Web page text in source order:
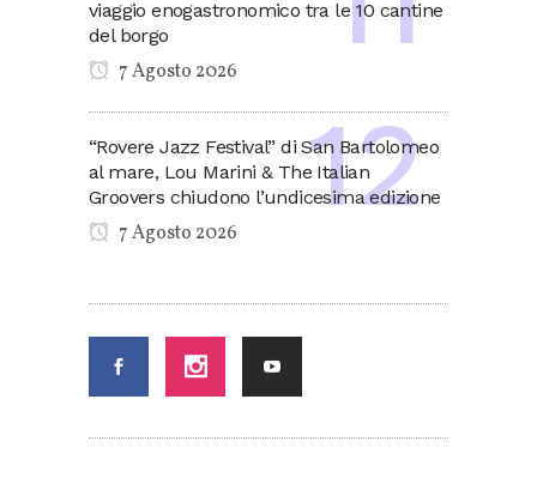
viaggio enogastronomico tra le 10 cantine
del borgo
7 Agosto 2026
“Rovere Jazz Festival” di San Bartolomeo
al mare, Lou Marini & The Italian
Groovers chiudono l’undicesima edizione
7 Agosto 2026